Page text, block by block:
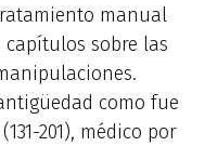
manual
sobre las
como fue
201), médico por